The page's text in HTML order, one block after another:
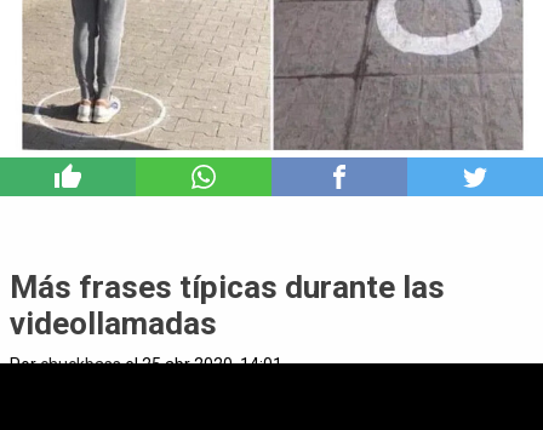
Más frases típicas durante las
videollamadas
Porchuckbassel 25 abr 2020, 14:01